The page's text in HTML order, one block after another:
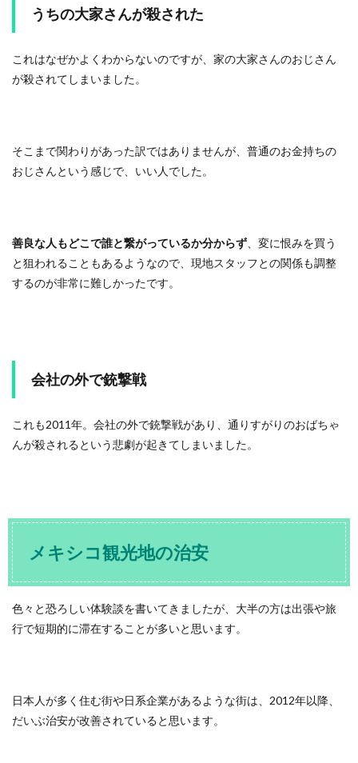
うちの大家さんが殺された
これはなぜかよくわからないのですが、家の大家さんのおじさん
が殺されてしまいました。
そこまで関わりがあった訳ではありませんが、普通のお金持ちの
おじさんという感じで、いい人でした。
善良な人もどこで誰と繋がっているか分からず 、変に恨みを買う
と狙われることもあるようなので、現地スタッフとの関係も調整
するのが非常に難しかったです。
会社の外で銃撃戦
これも2011年。会社の外で銃撃戦があり、通りすがりのおばちゃ
んが殺されるという悲劇が起きてしまいました。
メキシコ観光地の治安
色々と恐ろしい体験談を書いてきましたが、大半の方は出張や旅
行で短期的に滞在することが多いと思います。
日本人が多く住む街や日系企業があるような街は、2012年以降、
だいぶ治安が改善されていると思います。